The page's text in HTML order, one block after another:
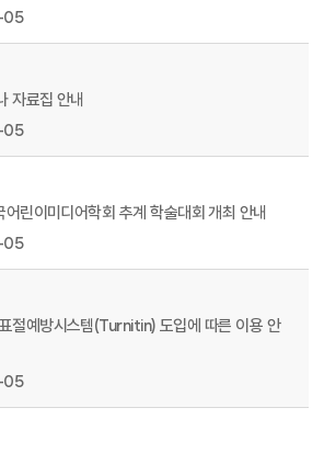
05
자료집 안내
05
린이미디어학회 추계 학술대회 개최 안내
05
절예방시스템(Turnitin) 도입에 따른 이용 안
05